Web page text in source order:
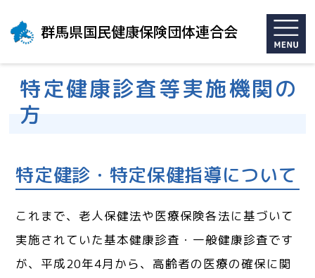
群馬県国民健康保険団体連合会
特定健康診査等実施機関の
方
特定健診・特定保健指導について
これまで、老人保健法や医療保険各法に基づいて
実施されていた基本健康診査・一般健康診査です
が、平成20年4月から、高齢者の医療の確保に関